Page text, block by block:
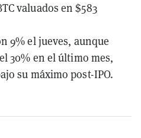
valuados en $583
9% el jueves, aunque
30% en el último mes,
su máximo post-IPO.